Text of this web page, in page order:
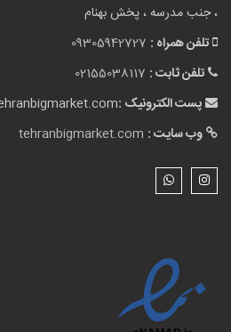
، جنب مدرسه ، پخش بهنام
تلفن همراه : 09305942727
تلفن ثابت : 02155038117
پست الکترونیک :
وب سایت : tehranbigmarket.com